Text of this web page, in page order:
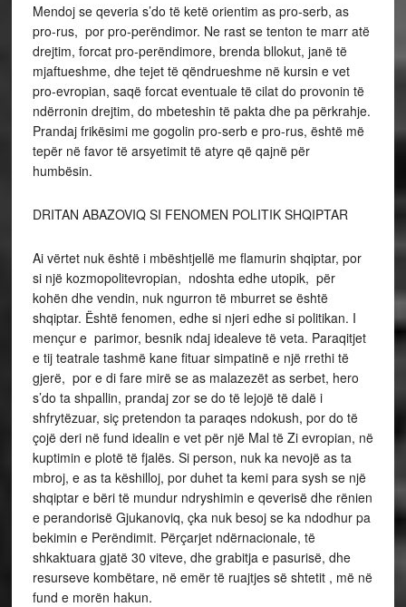
Mendoj se qeveria s’do të ketë orientim as pro-serb, as
pro-rus, por pro-perëndimor. Ne rast se tenton te marr atë
drejtim, forcat pro-perëndimore, brenda bllokut, janë të
mjaftueshme, dhe tejet të qëndrueshme në kursin e vet
pro-evropian, saqë forcat eventuale të cilat do provonin të
ndërronin drejtim, do mbeteshin të pakta dhe pa përkrahje.
Prandaj frikësimi me gogolin pro-serb e pro-rus, është më
tepër në favor të arsyetimit të atyre që qajnë për
humbësin.
DRITAN ABAZOVIQ SI FENOMEN POLITIK SHQIPTAR
Ai vërtet nuk është i mbështjellë me flamurin shqiptar, por
si një kozmopolitevropian, ndoshta edhe utopik, për
kohën dhe vendin, nuk ngurron të mburret se është
shqiptar. Është fenomen, edhe si njeri edhe si politikan. I
mençur e parimor, besnik ndaj idealeve të veta. Paraqitjet
e tij teatrale tashmë kane fituar simpatinë e një rrethi të
gjerë, por e di fare mirë se as malazezët as serbet, hero
s’do ta shpallin, prandaj zor se do të lejojë të dalë i
shfrytëzuar, siç pretendon ta paraqes ndokush, por do të
çojë deri në fund idealin e vet për një Mal të Zi evropian, në
kuptimin e plotë të fjalës. Si person, nuk ka nevojë as ta
mbroj, e as ta këshilloj, por duhet ta kemi para sysh se një
shqiptar e bëri të mundur ndryshimin e qeverisë dhe rënien
e perandorisë Gjukanoviq, çka nuk besoj se ka ndodhur pa
bekimin e Perëndimit. Përçarjet ndërnacionale, të
shkaktuara gjatë 30 viteve, dhe grabitja e pasurisë, dhe
resurseve kombëtare, në emër të ruajtjes së shtetit , më në
fund e morën hakun.